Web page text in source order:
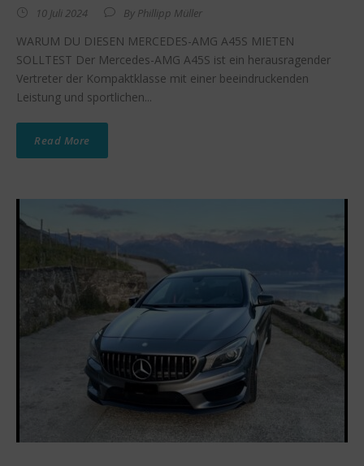
10 Juli 2024 By Phillipp Müller
WARUM DU DIESEN MERCEDES-AMG A45S MIETEN
SOLLTEST Der Mercedes-AMG A45S ist ein herausragender
Vertreter der Kompaktklasse mit einer beeindruckenden
Leistung und sportlichen...
Read More